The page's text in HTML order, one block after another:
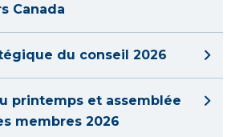
Canada
du conseil 2026
printemps et assemblée
membres 2026